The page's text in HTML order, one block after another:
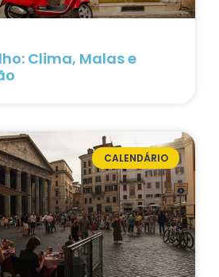
Clima, Malas e
CALENDÁRIO